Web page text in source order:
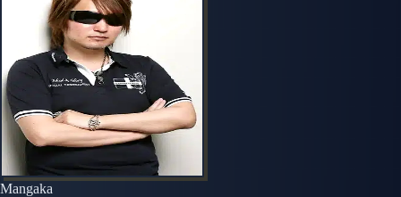
Mangaka